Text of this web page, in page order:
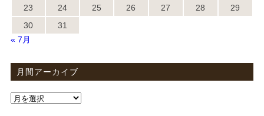
23
24 25 26 27 28
29
30
31
« 7月
月間アーカイブ